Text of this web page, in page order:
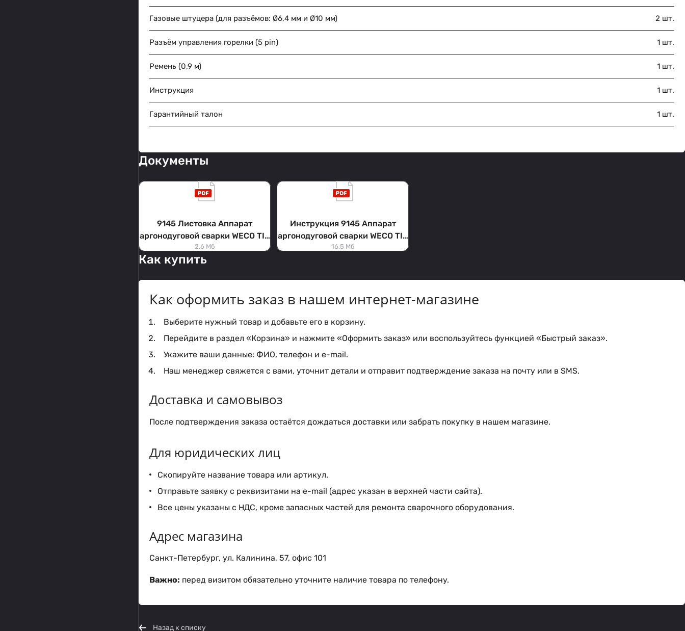
Газовые штуцера (для разъёмов: Ø6,4 мм и Ø10 мм) 2 шт.
Разъём управления горелки (5 pin) 1 шт.
Ремень (0,9 м) 1 шт.
Инструкция 1 шт.
Гарантийный талон 1 шт.
Документы
9145 Листовка Аппарат
аргонодуговой сварки WECO TIG
233 DC PULSE LCD
2,6 Мб
Инструкция 9145 Аппарат
аргонодуговой сварки WECO TIG
233 DC PULSE LCD
16,5 Мб
Как купить
Как оформить заказ в нашем интернет-магазине
Выберите нужный товар и добавьте его в корзину.
Перейдите в раздел «Корзина» и нажмите «Оформить заказ» или воспользуйтесь функцией «Быстрый заказ».
Укажите ваши данные: ФИО, телефон и e-mail.
Наш менеджер свяжется с вами, уточнит детали и отправит подтверждение заказа на почту или в SMS.
Доставка и самовывоз
После подтверждения заказа остаётся дождаться доставки или забрать покупку в нашем магазине.
Для юридических лиц
Скопируйте название товара или артикул.
Отправьте заявку с реквизитами на e-mail (адрес указан в верхней части сайта).
Все цены указаны с НДС, кроме запасных частей для ремонта сварочного оборудования.
Адрес магазина
Санкт-Петербург, ул. Калинина, 57, офис 101
Важно: перед визитом обязательно уточните наличие товара по телефону.
Назад к списку